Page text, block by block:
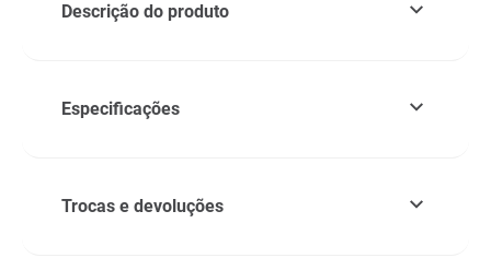
Descrição do produto
Especificações
Trocas e devoluções